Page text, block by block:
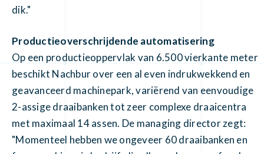
dik."
Productieoverschrijdende automatisering
Op een productieoppervlak van 6.500 vierkante meter
beschikt Nachbur over een al even indrukwekkend en
geavanceerd machinepark, variërend van eenvoudige
2-assige draaibanken tot zeer complexe draaicentra
met maximaal 14 assen. De managing director zegt:
"Momenteel hebben we ongeveer 60 draaibanken en